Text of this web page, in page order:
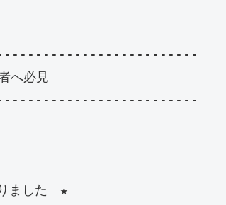
へ必見
ました　★